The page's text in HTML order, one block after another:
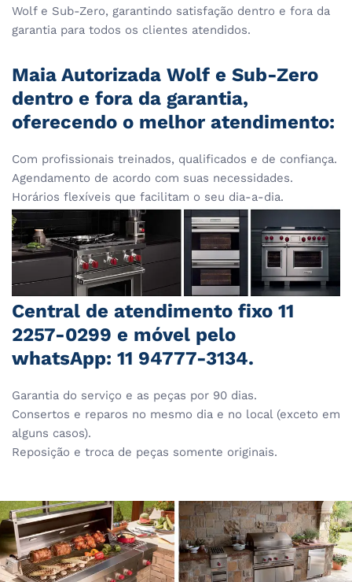
Wolf e Sub-Zero, garantindo satisfação dentro e fora da
garantia para todos os clientes atendidos.
Maia Autorizada Wolf e Sub-Zero
dentro e fora da garantia,
oferecendo o melhor atendimento:
Com profissionais treinados, qualificados e de confiança.
Agendamento de acordo com suas necessidades.
Horários flexíveis que facilitam o seu dia-a-dia.
Central de atendimento fixo 11
2257-0299 e móvel pelo
whatsApp: 11 94777-3134.
Garantia do serviço e as peças por 90 dias.
Consertos e reparos no mesmo dia e no local (exceto em
alguns casos).
Reposição e troca de peças somente originais.